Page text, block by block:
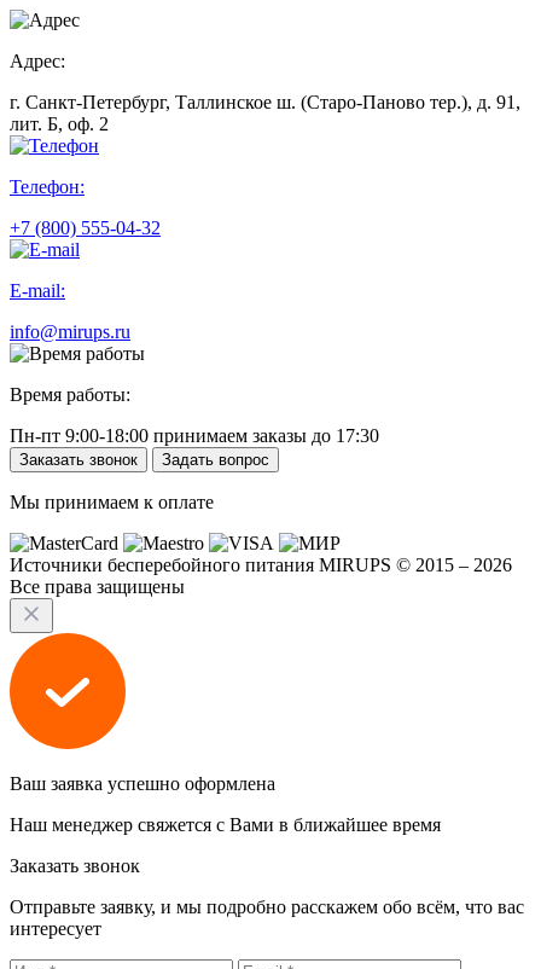
Адрес:
г. Санкт-Петербург, Таллинское ш. (Старо-Паново тер.), д. 91,
лит. Б, оф. 2
Телефон:
+7 (800) 555-04-32
E-mail:
info@mirups.ru
Время работы:
Пн-пт 9:00-18:00 принимаем заказы до 17:30
Заказать звонок Задать вопрос
Мы принимаем к оплате
Источники бесперебойного питания MIRUPS © 2015 – 2026
Все права защищены
Ваш заявка успешно оформлена
Наш менеджер свяжется с Вами в ближайшее время
Заказать звонок
Отправьте заявку, и мы подробно расскажем обо всём, что вас
интересует